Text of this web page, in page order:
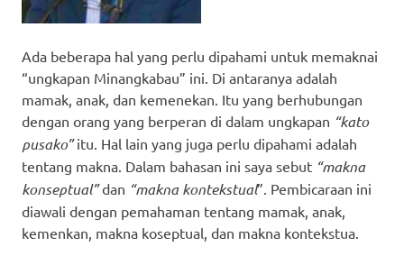
Ada beberapa hal yang perlu dipahami untuk memaknai
“ungkapan Minangkabau” ini. Di antaranya adalah
mamak, anak, dan kemenekan. Itu yang berhubungan
dengan orang yang berperan di dalam ungkapan “kato
pusako”itu. Hal lain yang juga perlu dipahami adalah
tentang makna. Dalam bahasan ini saya sebut “makna
konseptual”dan “makna kontekstual”. Pembicaraan ini
diawali dengan pemahaman tentang mamak, anak,
kemenkan, makna koseptual, dan makna kontekstua.